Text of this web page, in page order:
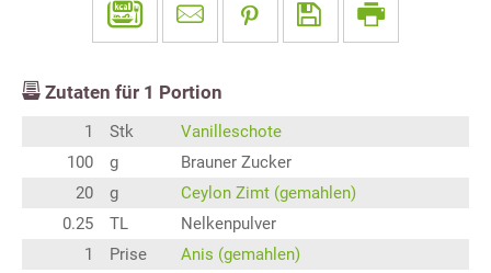
Zutaten für 1 Portion
1 Stk
Vanilleschote
100
g
Brauner Zucker
20
g
Ceylon Zimt (gemahlen)
0.25
TL
Nelkenpulver
1
Prise
Anis (gemahlen)